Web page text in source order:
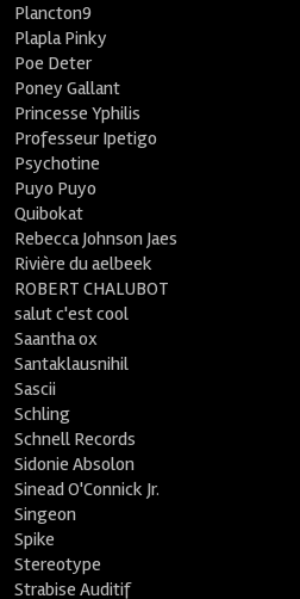
Plancton9
Plapla Pinky
Poe Deter
Poney Gallant
Princesse Yphilis
Professeur Ipetigo
Psychotine
Puyo Puyo
Quibokat
Rebecca Johnson Jaes
Rivière du aelbeek
ROBERT CHALUBOT
salut c'est cool
Saantha ox
Santaklausnihil
Sascii
Schling
Schnell Records
Sidonie Absolon
Sinead O'Connick Jr.
Singeon
Spike
Stereotype
Strabise Auditif